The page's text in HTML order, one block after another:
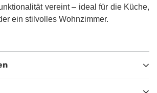
vereint – ideal für die Küche,
ein stilvolles Wohnzimmer.